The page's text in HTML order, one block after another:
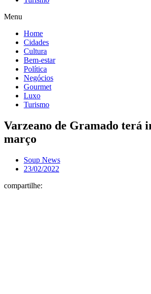
Menu
Home
Cidades
Cultura
Bem-estar
Política
Negócios
Gourmet
Luxo
Turismo
Varzeano de Gramado terá
março
Soup News
23/02/2022
compartilhe: